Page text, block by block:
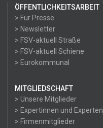
ÖFFENTLICHKEITSARBEIT
> Für Presse
> Newsletter
> FSV-aktuell Straße
> FSV-aktuell Schiene
> Eurokommunal
MITGLIEDSCHAFT
> Unsere Mitglieder
> Expertinnen und Experten
> Firmenmitglieder